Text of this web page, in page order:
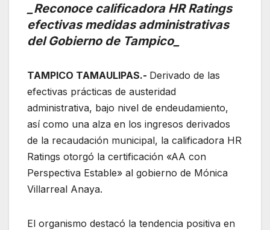
_Reconoce calificadora HR Ratings
efectivas medidas administrativas
del Gobierno de Tampico_
TAMPICO TAMAULIPAS.- Derivado de las
efectivas prácticas de austeridad
administrativa, bajo nivel de endeudamiento,
así como una alza en los ingresos derivados
de la recaudación municipal, la calificadora HR
Ratings otorgó la certificación «AA con
Perspectiva Estable» al gobierno de Mónica
Villarreal Anaya.
El organismo destacó la tendencia positiva en